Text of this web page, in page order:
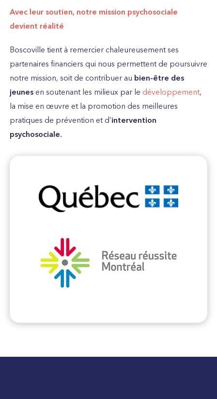
Avec leur soutien, notre mission psychosociale
devient réalité
Boscoville tient à remercier chaleureusement ses
partenaires financiers qui nous permettent de poursuivre
notre mission, soit de contribuer au bien-être des
jeunes en soutenant les milieux par le développement,
la mise en œuvre et la promotion des meilleures
pratiques de prévention et d’intervention
psychosociale.